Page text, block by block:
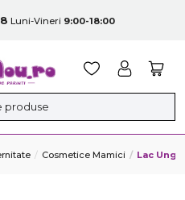
Luni-Vineri 9:00-18:00
Cosmetice Mamici Lac